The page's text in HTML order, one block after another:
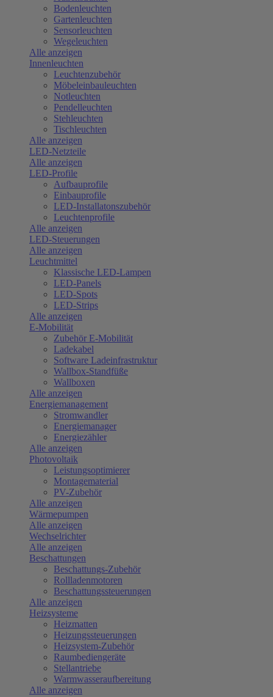
Bodenleuchten
Gartenleuchten
Sensorleuchten
Wegeleuchten
Alle anzeigen
Innenleuchten
Leuchtenzubehör
Möbeleinbauleuchten
Notleuchten
Pendelleuchten
Stehleuchten
Tischleuchten
Alle anzeigen
LED-Netzteile
Alle anzeigen
LED-Profile
Aufbauprofile
Einbauprofile
LED-Installatonszubehör
Leuchtenprofile
Alle anzeigen
LED-Steuerungen
Alle anzeigen
Leuchtmittel
Klassische LED-Lampen
LED-Panels
LED-Spots
LED-Strips
Alle anzeigen
E-Mobilität
Zubehör E-Mobilität
Ladekabel
Software Ladeinfrastruktur
Wallbox-Standfüße
Wallboxen
Alle anzeigen
Energiemanagement
Stromwandler
Energiemanager
Energiezähler
Alle anzeigen
Photovoltaik
Leistungsoptimierer
Montagematerial
PV-Zubehör
Alle anzeigen
Wärmepumpen
Alle anzeigen
Wechselrichter
Alle anzeigen
Beschattungen
Beschattungs-Zubehör
Rollladenmotoren
Beschattungssteuerungen
Alle anzeigen
Heizsysteme
Heizmatten
Heizungssteuerungen
Heizsystem-Zubehör
Raumbediengeräte
Stellantriebe
Warmwasseraufbereitung
Alle anzeigen